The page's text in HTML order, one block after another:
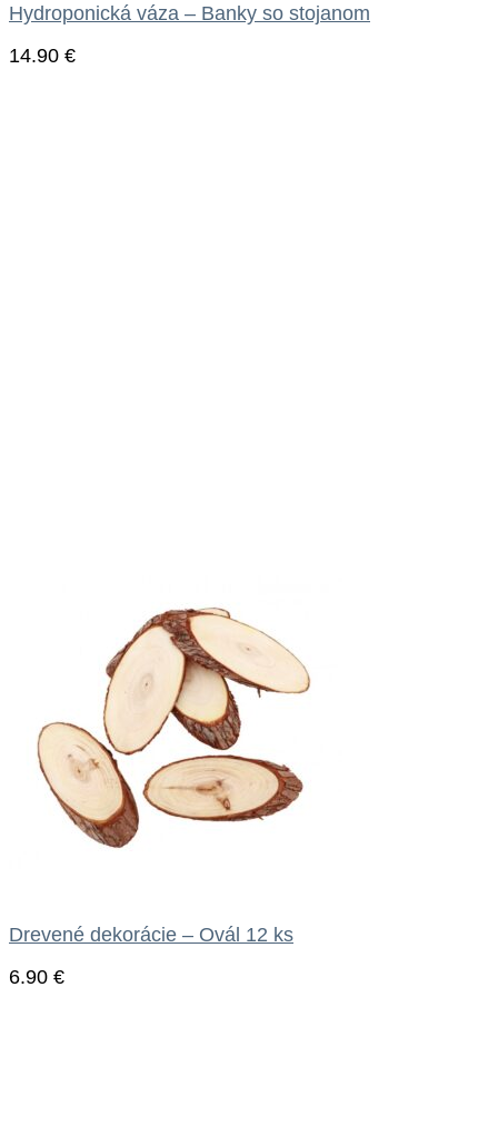
Hydroponická váza – Banky so stojanom
14.90 €
Drevené dekorácie – Ovál 12 ks
6.90 €